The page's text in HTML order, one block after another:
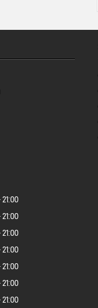
21:00
21:00
21:00
21:00
21:00
21:00
21:00